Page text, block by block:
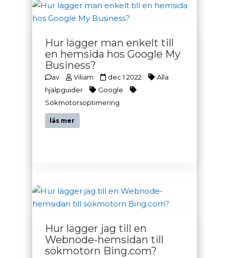
Hur lägger man enkelt till
en hemsida hos Google My
Business?
av Viliam dec 1 2022
Alla
hjälpguider
Google
Sökmotorsoptimering
läs mer
Hur lägger jag till en
Webnode-hemsidan till
sökmotorn Bing.com?